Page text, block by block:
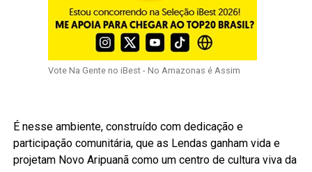
Vote Na Gente no iBest - No Amazonas é Assim
É nesse ambiente, construído com dedicação e
participação comunitária, que as Lendas ganham vida e
projetam Novo Aripuanã como um centro de cultura viva da